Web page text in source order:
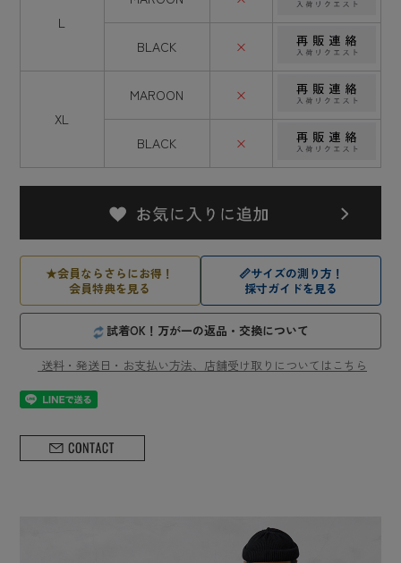
L
BLACK ×
XL
MAROON ×
BLACK ×
★会員ならさらにお得！
会員特典を見る
📏サイズの測り方！
採寸ガイドを見る
試着OK！万が一の返品・交換について
送料・発送日・お支払い方法、店舗受け取りについてはこちら